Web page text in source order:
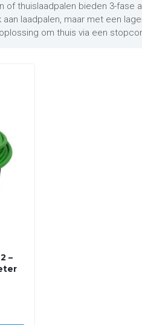
of thuislaadpalen bieden 3-
laadpalen, maar met een
om thuis via een
–